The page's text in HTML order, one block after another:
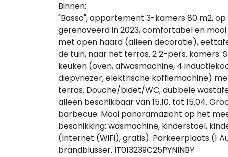
Binnen:
"Basso", appartement 3-kamers 80 m2,
gerenoveerd in 2023, comfortabel en
met open haard (alleen decoratie),
de tuin, naar het terras. 2 2-pers. kamers.
keuken (oven, afwasmachine, 4
diepvriezer, elektrische koffiemachine)
terras. Douche/bidet/WC, dubbele
alleen beschikbaar van 15.10. tot 15.04.
barbecue. Mooi panoramazicht op het
beschikking: wasmachine, kinderstoel,
(Internet (WiFi), gratis). Parkeerplaats (1
brandblusser. IT013239C25PYNINBY